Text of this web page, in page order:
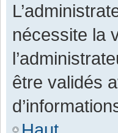
nécessite la
être validés